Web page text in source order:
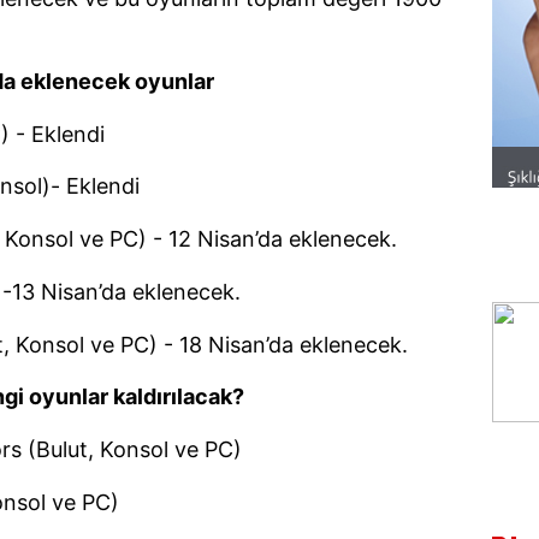
eklenecek oyunlar
- Eklendi
Eklendi
ve PC) - 12 Nisan’da eklenecek.
Nisan’da eklenecek.
ve PC) - 18 Nisan’da eklenecek.
oyunlar kaldırılacak?
(Bulut, Konsol ve PC)
ve PC)